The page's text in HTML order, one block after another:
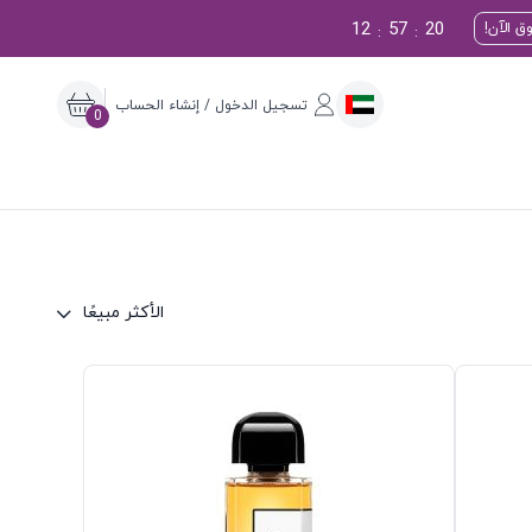
الآن! 19
:
57
:
12
تسجيل الدخول / إنشاء الحساب
0
الأكثر مبيعًا